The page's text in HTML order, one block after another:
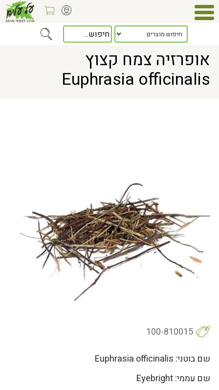
> אופרזיה צמח קצוץ Euphrasia officinalis
אופרזיה צמח קצוץ
Euphrasia officinalis
100-810015
שם בוטני: Euphrasia officinalis
שם עממי: Eyebright